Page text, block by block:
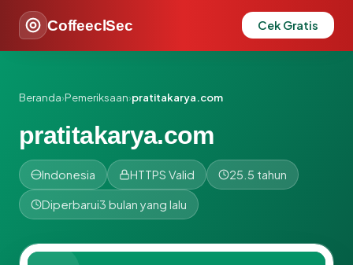
CoffeeclSec Cek Gratis
Beranda›Pemeriksaan›pratitakarya.com
pratitakarya.com
Indonesia HTTPS Valid 25.5 tahun
Diperbarui3 bulan yang lalu